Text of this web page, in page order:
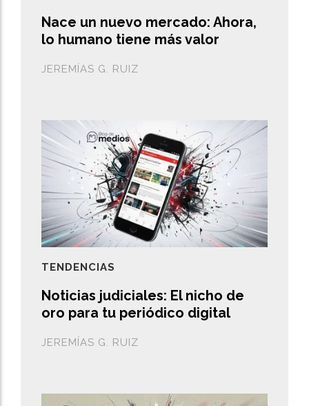
Nace un nuevo mercado: Ahora,
lo humano tiene más valor
JEREMÍAS G. RUIZ
Noticias judiciales: El nicho de
oro para tu periódico digital
JEREMÍAS G. RUIZ
TENDENCIAS